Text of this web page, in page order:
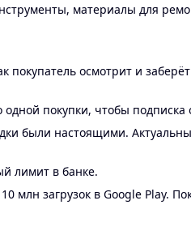
материалы для
осмотрит и
покупки, чтобы подписка
были настоящими.
лимит в банке.
загрузок в Google Play.